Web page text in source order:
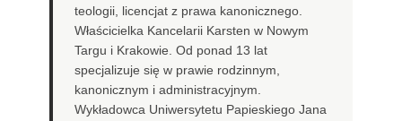
teologii, licencjat z prawa kanonicznego.
Właścicielka Kancelarii Karsten w Nowym
Targu i Krakowie. Od ponad 13 lat
specjalizuje się w prawie rodzinnym,
kanonicznym i administracyjnym.
Wykładowca Uniwersytetu Papieskiego Jana